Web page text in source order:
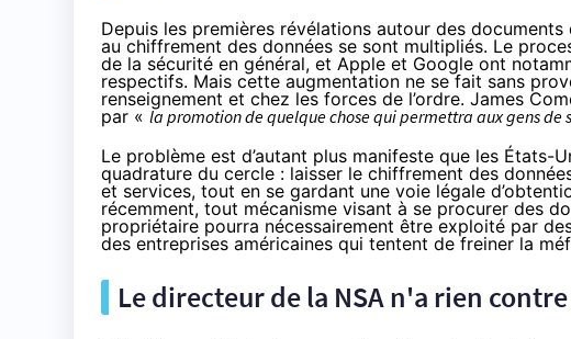
Depuis les premières révélations autour des documents
au chiffrement des données se sont multipliés. Le
de la sécurité en général, et Apple et Google ont
respectifs. Mais cette augmentation ne se fait sans
renseignement et chez les forces de l’ordre. James
par « la promotion de quelque chose qui permettra aux gens de
Le problème est d’autant plus manifeste que les États-
quadrature du cercle : laisser le chiffrement des
et services, tout en se gardant une voie légale
récemment, tout mécanisme visant à se procurer des
propriétaire pourra nécessairement être exploité par
des entreprises américaines qui tentent de freiner la
Le directeur de la NSA n'a rien